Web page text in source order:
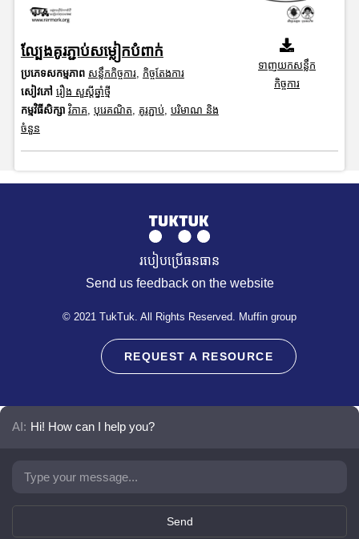
ល្បែងគូរភ្ជាប់សម្លៀកបំពាក់
ប្រភេទសកម្មភាព សន្លឹកកិច្ចការ, កិច្ចតែងការ
សៀវភៅ រឿង សួស្តីឆ្នាំថ្មី
កម្មវិធីសិក្សា វិភាគ, បុរេគណិត, គូរភ្ជាប់, បរិមាណ និង
ចំនួន
ទាញយកសន្លឹក
កិច្ចការ
របៀបប្រើធនធាន
Send us feedback on the website
© 2021 TukTuk. All Rights Reserved. Muffin group
REQUEST A RESOURCE
AI: Hi! How can I help you?
Send